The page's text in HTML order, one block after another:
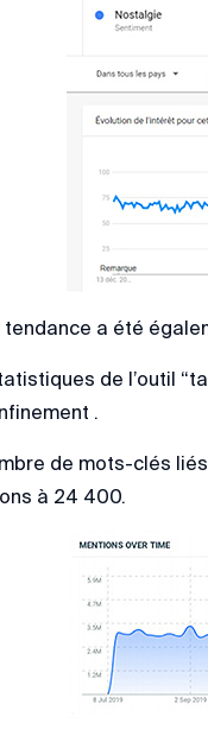
a été
de l’outil
.
de mots-clés
à 24 400.